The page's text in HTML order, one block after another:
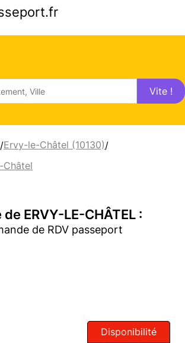
Vite !
/Ervy-le-Châtel (10130)/
Châtel
ERVY-LE-CHÂTEL :
de RDV passeport
Disponibilité